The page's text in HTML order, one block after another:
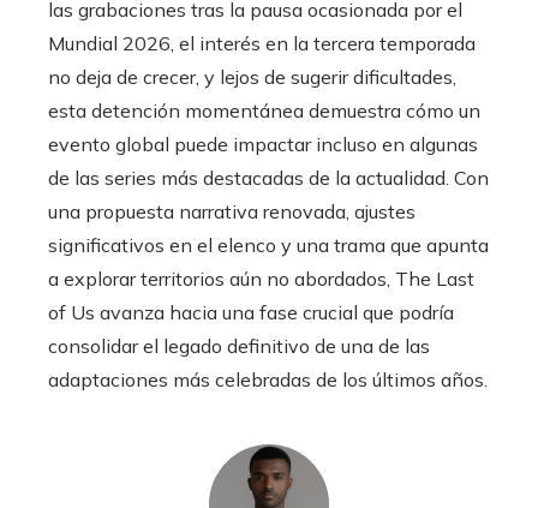
las grabaciones tras la pausa ocasionada por el
Mundial 2026, el interés en la tercera temporada
no deja de crecer, y lejos de sugerir dificultades,
esta detención momentánea demuestra cómo un
evento global puede impactar incluso en algunas
de las series más destacadas de la actualidad. Con
una propuesta narrativa renovada, ajustes
significativos en el elenco y una trama que apunta
a explorar territorios aún no abordados, The Last
of Us avanza hacia una fase crucial que podría
consolidar el legado definitivo de una de las
adaptaciones más celebradas de los últimos años.